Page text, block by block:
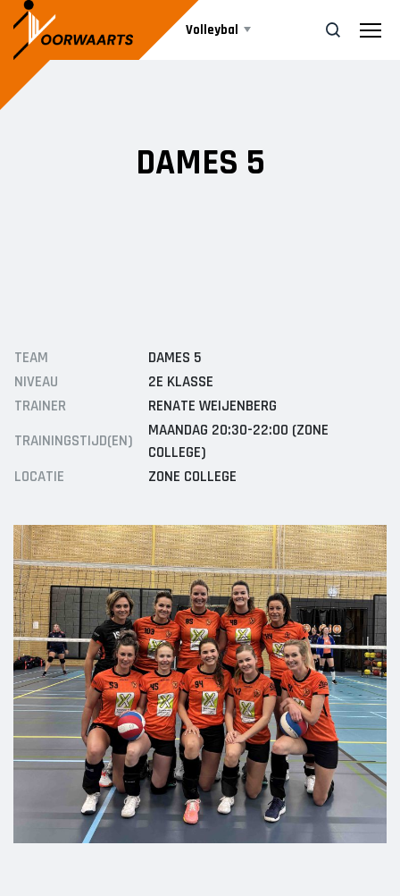
Volleybal
HEREN
Dames 3
Dames 5
Dames 6
RECREANTEN
Dames Recreanten 1
Heren Recreanten 1
Heren Recreanten 2
Heren Recreanten 3
JEUGD
Meisjes A1
Meisjes A2
Meisjes B1
Meisjes B2
Beachvolleybal
Informatie
Vrijwilliger worden
Sponsor worden
Ledenshop
Contact
DAMES 5
TEAM
DAMES 5
NIVEAU
2E KLASSE
TRAINER
RENATE WEIJENBERG
TRAININGSTIJD(EN)
MAANDAG 20:30-22:00 (ZONE
COLLEGE)
LOCATIE
ZONE COLLEGE